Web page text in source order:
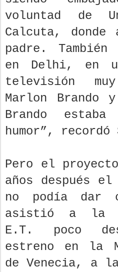
voluntad de
Calcuta, donde
padre.
en Delhi, en
televisión
Marlon Brando
Brando
humor”, recordó
Pero el
años después
no podía dar
asistió a la
E.T. poco
estreno en la
de Venecia, a